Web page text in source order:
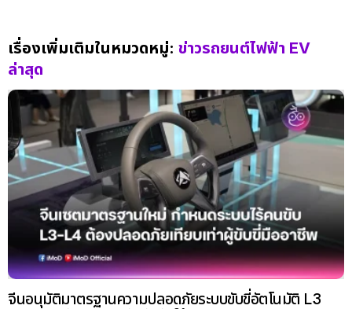
เรื่องเพิ่มเติมในหมวดหมู่: ข่าวรถยนต์ไฟฟ้า EV
ล่าสุด
จีนอนุมัติมาตรฐานความปลอดภัยระบบขับขี่อัตโนมัติ L3